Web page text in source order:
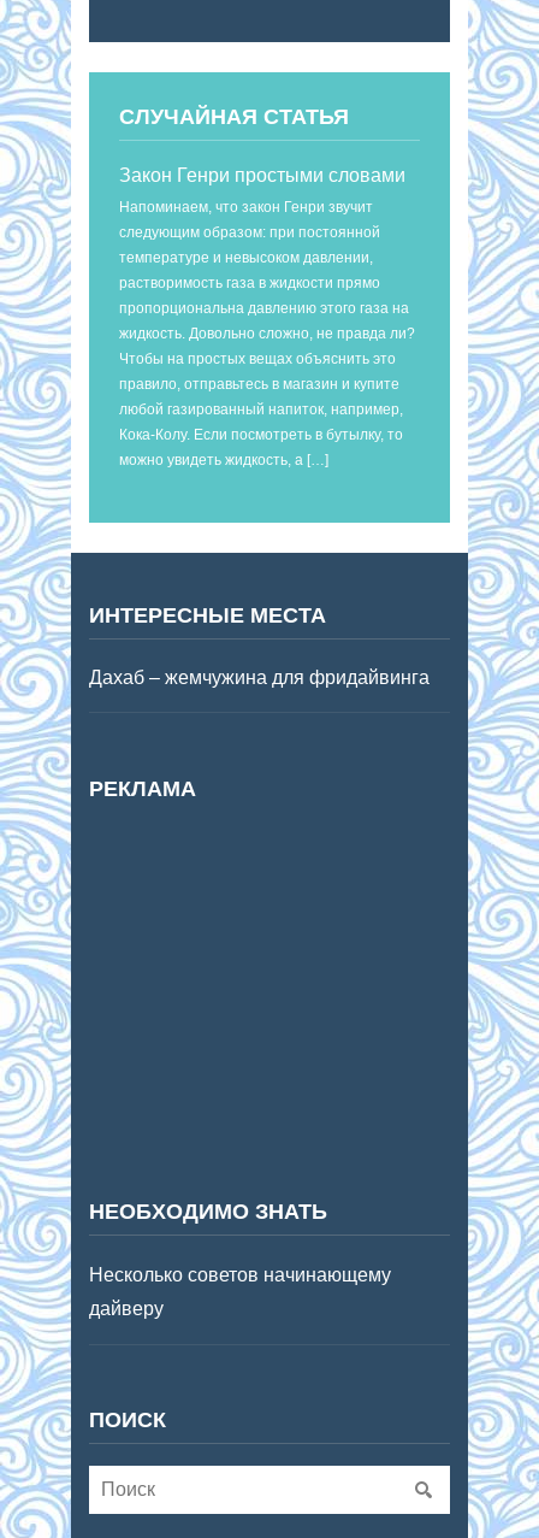
СЛУЧАЙНАЯ СТАТЬЯ
Закон Генри простыми словами
Напоминаем, что закон Генри звучит
следующим образом: при постоянной
температуре и невысоком давлении,
растворимость газа в жидкости прямо
пропорциональна давлению этого газа на
жидкость. Довольно сложно, не правда ли?
Чтобы на простых вещах объяснить это
правило, отправьтесь в магазин и купите
любой газированный напиток, например,
Кока-Колу. Если посмотреть в бутылку, то
можно увидеть жидкость, а […]
ИНТЕРЕСНЫЕ МЕСТА
Дахаб – жемчужина для фридайвинга
РЕКЛАМА
НЕОБХОДИМО ЗНАТЬ
Несколько советов начинающему
дайверу
ПОИСК